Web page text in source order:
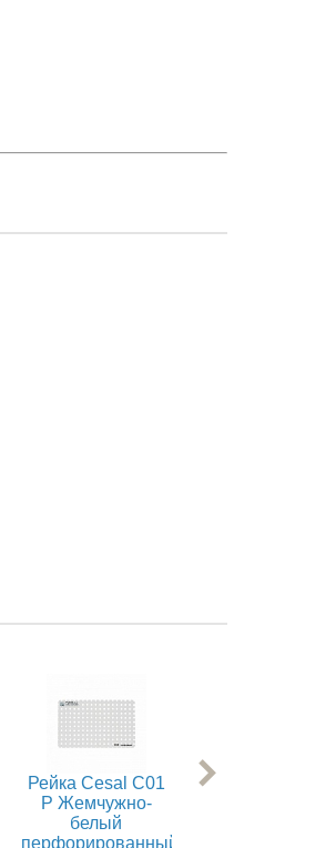
Рейка Cesal С01
Р Жемчужно-
белый
перфорированный
Рейка Cesal